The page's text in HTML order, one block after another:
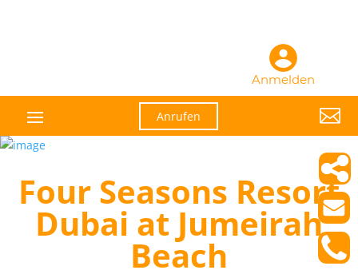
Anmelden
Anrufen 
Four Seasons Resort
Dubai at Jumeirah
Beach